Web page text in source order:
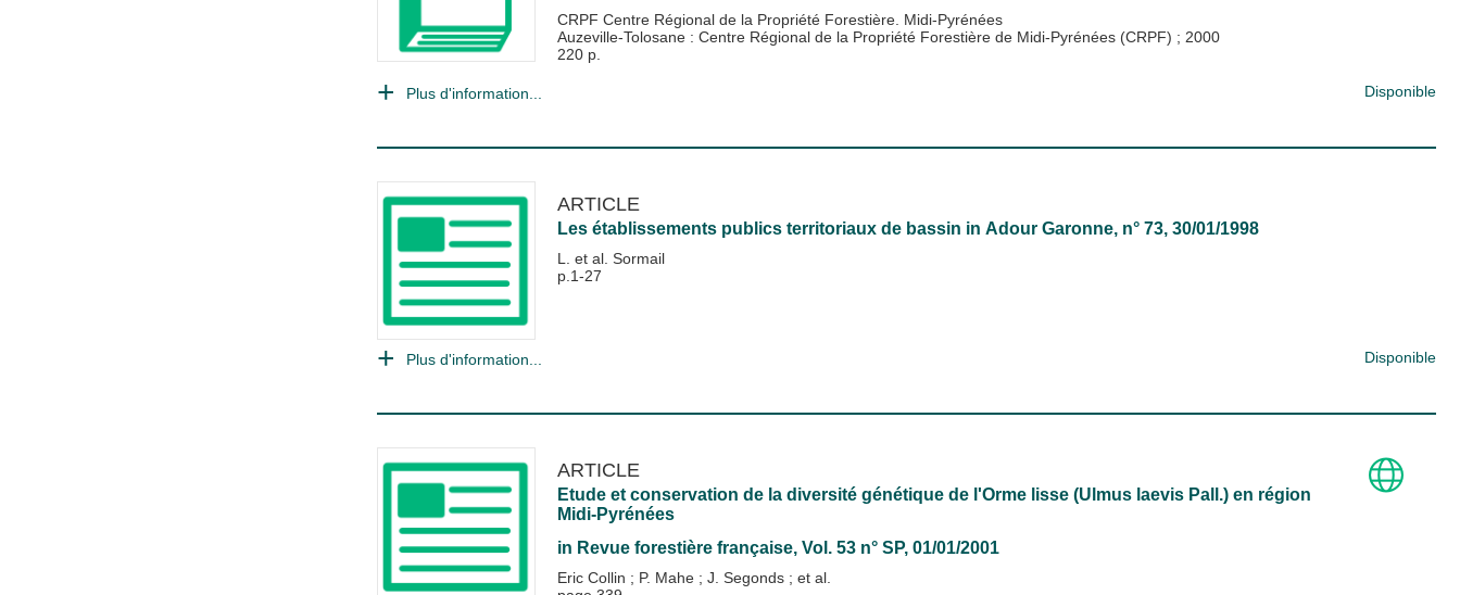
CRPF Centre Régional de la Propriété Forestière. Midi-Pyrénées
Auzeville-Tolosane : Centre Régional de la Propriété Forestière de Midi-Pyrénées (CRPF) ; 2000
220 p.
Plus d'information... Disponible
ARTICLE
Les établissements publics territoriaux de bassin in Adour Garonne, n° 73, 30/01/1998
L. et al. Sormail
p.1-27
Plus d'information... Disponible
ARTICLE
Etude et conservation de la diversité génétique de l'Orme lisse (Ulmus laevis Pall.) en région
Midi-Pyrénées
in Revue forestière française, Vol. 53 n° SP, 01/01/2001
Eric Collin ; P. Mahe ; J. Segonds ; et al.